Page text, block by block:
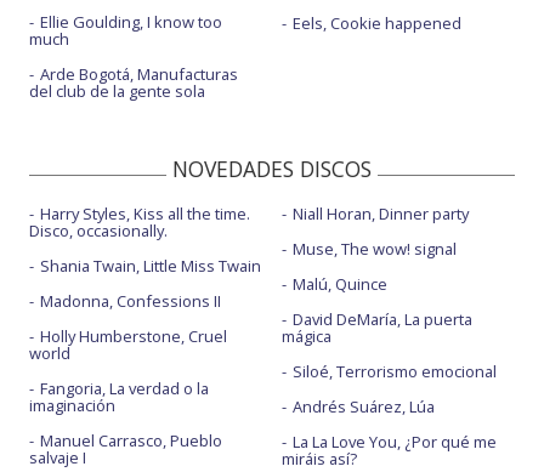
Ellie Goulding, I know too
much
Arde Bogotá, Manufacturas
del club de la gente sola
Eels, Cookie happened
NOVEDADES DISCOS
Harry Styles, Kiss all the time.
Disco, occasionally.
Shania Twain, Little Miss Twain
Madonna, Confessions II
Holly Humberstone, Cruel
world
Fangoria, La verdad o la
imaginación
Manuel Carrasco, Pueblo
salvaje I
Niall Horan, Dinner party
Muse, The wow! signal
Malú, Quince
David DeMaría, La puerta
mágica
Siloé, Terrorismo emocional
Andrés Suárez, Lúa
La La Love You, ¿Por qué me
miráis así?